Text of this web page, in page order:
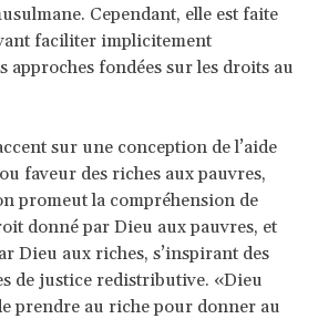
Cependant, elle est faite
faciliter implicitement
approches fondées sur les droits au
sur une conception de l’aide
faveur des riches aux pauvres,
promeut la compréhension de
donné par Dieu aux pauvres, et
Dieu aux riches, s’inspirant des
de justice redistributive. «Dieu
prendre au riche pour donner au